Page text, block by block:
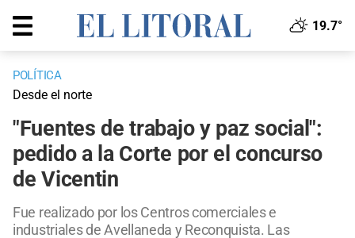
19.7°
POLÍTICA
Desde el norte
"Fuentes de trabajo y paz social":
pedido a la Corte por el concurso
de Vicentin
Fue realizado por los Centros comerciales e
industriales de Avellaneda y Reconquista. Las